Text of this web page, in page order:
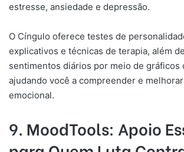
estresse, ansiedade e depressão.
O Cíngulo oferece testes de
explicativos e técnicas de terapia, além
sentimentos diários por meio de gráficos
ajudando você a compreender e
emocional.
9. MoodTools: Apoio